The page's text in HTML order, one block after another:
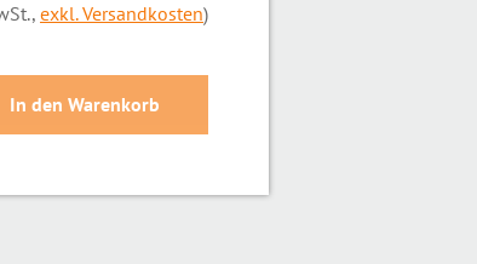
exkl. Versandkosten)